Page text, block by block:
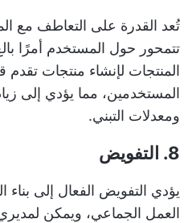
تُعد القدرة على التعاطف مع
تتمحور حول المستخدم أمرًا
المنتجات لإنشاء منتجات تقدم
المستخدمين، مما يؤدي إلى
ومعدلات التبني.
8. التفويض
يؤدي التفويض الفعال إلى بناء
العمل الجماعي، ويمكن